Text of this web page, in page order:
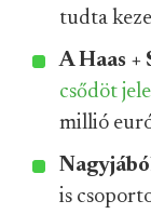
tudta
A Haas
csődöt
millió
is